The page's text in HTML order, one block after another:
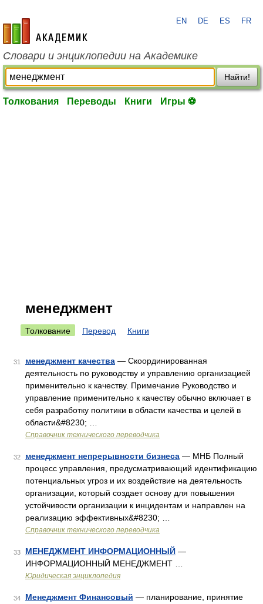
academic.ru
EN DE ES FR
Словари и энциклопедии на Академике
Найти!
Толкования Переводы Книги Игры ⚽
менеджмент
Толкование Перевод Книги
31 менеджмент качества — Скоординированная
деятельность по руководству и управлению организацией
применительно к качеству. Примечание Руководство и
управление применительно к качеству обычно включает в
себя разработку политики в области качества и целей в
области&#8230; …
Справочник технического переводчика
32 менеджмент непрерывности бизнеса — МНБ Полный
процесс управления, предусматривающий идентификацию
потенциальных угроз и их воздействие на деятельность
организации, который создает основу для повышения
устойчивости организации к инцидентам и направлен на
реализацию эффективных&#8230; …
Справочник технического переводчика
33 МЕНЕДЖМЕНТ ИНФОРМАЦИОННЫЙ —
ИНФОРМАЦИОННЫЙ МЕНЕДЖМЕНТ …
Юридическая энциклопедия
34 Менеджмент Финансовый — планирование, принятие